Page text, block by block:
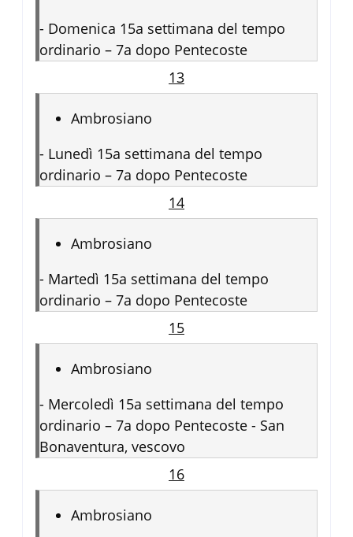
- Domenica 15a settimana del tempo
ordinario – 7a dopo Pentecoste
13
Ambrosiano
- Lunedì 15a settimana del tempo
ordinario – 7a dopo Pentecoste
14
Ambrosiano
- Martedì 15a settimana del tempo
ordinario – 7a dopo Pentecoste
15
Ambrosiano
- Mercoledì 15a settimana del tempo
ordinario – 7a dopo Pentecoste - San
Bonaventura, vescovo
16
Ambrosiano